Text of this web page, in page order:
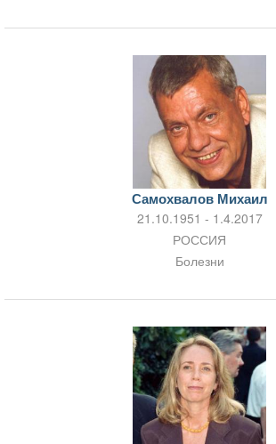
Самохвалов Михаил
21.10.1951 - 1.4.2017
РОССИЯ
Болезни